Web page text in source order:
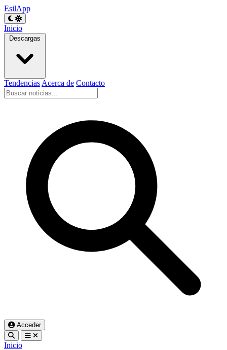
EsilApp
Inicio
Descargas
Tendencias Acerca de Contacto
Acceder
Inicio